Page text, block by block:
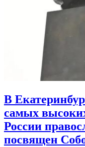
В
самых
России
посвящен